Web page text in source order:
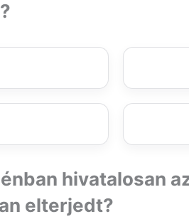
hivatalosan
elterjedt?